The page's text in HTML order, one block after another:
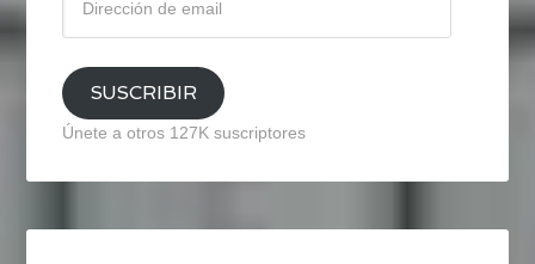
email
SUSCRIBIR
Únete a otros 127K suscriptores